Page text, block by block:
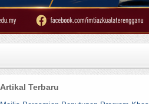
Artikal Terbaru